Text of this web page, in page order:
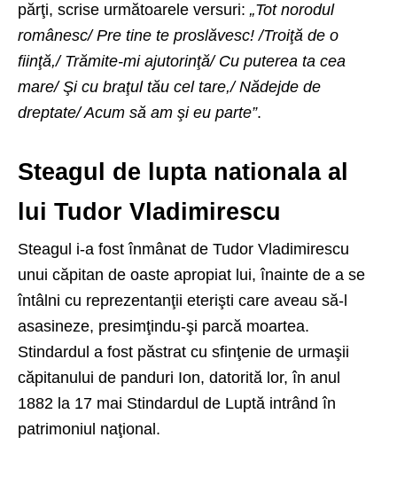
părţi, scrise următoarele versuri: „Tot norodul
românesc/ Pre tine te proslăvesc! /Troiţă de o
fiinţă,/ Trămite-mi ajutorinţă/ Cu puterea ta cea
mare/ Şi cu braţul tău cel tare,/ Nădejde de
dreptate/ Acum să am şi eu parte”.
Steagul de lupta nationala al
lui Tudor Vladimirescu
Steagul i-a fost înmânat de Tudor Vladimirescu
unui căpitan de oaste apropiat lui, înainte de a se
întâlni cu reprezentanţii eterişti care aveau să-l
asasineze, presimţindu-şi parcă moartea.
Stindardul a fost păstrat cu sfinţenie de urmaşii
căpitanului de panduri Ion, datorită lor, în anul
1882 la 17 mai Stindardul de Luptă intrând în
patrimoniul naţional.